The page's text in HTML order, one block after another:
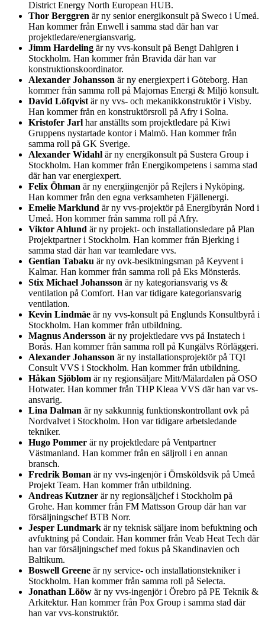
District Energy North European HUB.
Thor Berggren är ny senior energikonsult på Sweco i Umeå.
Han kommer från Enwell i samma stad där han var
projektledare/energiansvarig.
Jimm Hardeling är ny vvs-konsult på Bengt Dahlgren i
Stockholm. Han kommer från Bravida där han var
konstruktionskoordinator.
Alexander Johansson är ny energiexpert i Göteborg. Han
kommer från samma roll på Majornas Energi & Miljö konsult.
David Löfqvistär ny vvs- och mekanikkonstruktör i Visby.
Han kommer från en konstruktörsroll på Afry i Solna.
Kristofer Jarl har anställts som projektledare på Kiwi
Gruppens nystartade kontor i Malmö. Han kommer från
samma roll på GK Sverige.
Alexander Widahl är ny energikonsult på Sustera Group i
Stockholm. Han kommer från Energikompetens i samma stad
där han var energiexpert.
Felix Öhman är ny energiingenjör på Rejlers i Nyköping.
Han kommer från den egna verksamheten Fjällenergi.
Emelie Marklund är ny vvs-projektör på Energibyrån Nord i
Umeå. Hon kommer från samma roll på Afry.
Viktor Ahlund är ny projekt- och installationsledare på Plan
Projektpartner i Stockholm. Han kommer från Bjerking i
samma stad där han var teamledare vvs.
Gentian Tabaku är ny ovk-besiktningsman på Keyvent i
Kalmar. Han kommer från samma roll på Eks Mönsterås.
Stix Michael Johansson är ny kategoriansvarig vs &
ventilation på Comfort. Han var tidigare kategoriansvarig
ventilation.
Kevin Lindmäe är ny vvs-konsult på Englunds Konsultbyrå i
Stockholm. Han kommer från utbildning.
Magnus Andersson är ny projektledare vvs på Instatech i
Borås. Han kommer från samma roll på Kungälvs Rörläggeri.
Alexander Johansson är ny installationsprojektör på TQI
Consult VVS i Stockholm. Han kommer från utbildning.
Håkan Sjöblom är ny regionsäljare Mitt/Mälardalen på OSO
Hotwater. Han kommer från THP Kleaa VVS där han var vs-
ansvarig.
Lina Dalman är ny sakkunnig funktionskontrollant ovk på
Nordvalvet i Stockholm. Hon var tidigare arbetsledande
tekniker.
Hugo Pommer är ny projektledare på Ventpartner
Västmanland. Han kommer från en säljroll i en annan
bransch.
Fredrik Boman är ny vvs-ingenjör i Örnsköldsvik på Umeå
Projekt Team. Han kommer från utbildning.
Andreas Kutzner är ny regionsäljchef i Stockholm på
Grohe. Han kommer från FM Mattsson Group där han var
försäljningschef BTB Norr.
Jesper Lundmark är ny teknisk säljare inom befuktning och
avfuktning på Condair. Han kommer från Veab Heat Tech där
han var försäljningschef med fokus på Skandinavien och
Baltikum.
Boswell Greene är ny service- och installationstekniker i
Stockholm. Han kommer från samma roll på Selecta.
Jonathan Lööw är ny vvs-ingenjör i Örebro på PE Teknik &
Arkitektur. Han kommer från Pox Group i samma stad där
han var vvs-konstruktör.